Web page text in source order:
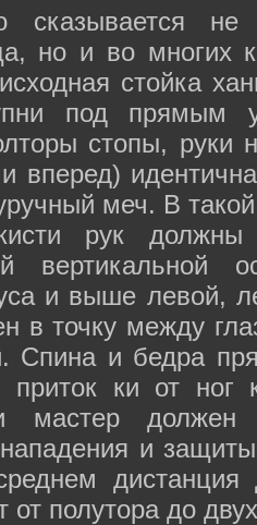
сказывается не
но и во многих
стойка
под прямым
стопы, руки
вперед)
меч. В
кисти рук
и выше левой,
в точку между
Спина и бедра
приток ки от
мастер должен
и
от полутора до